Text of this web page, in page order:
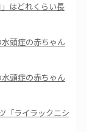
はどれくらい長
頭症の赤ちゃん
頭症の赤ちゃん
「ライラックニシ